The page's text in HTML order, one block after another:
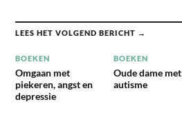
LEES HET VOLGEND BERICHT →
BOEKEN
Omgaan met
piekeren, angst en
depressie
BOEKEN
Oude dame met
autisme